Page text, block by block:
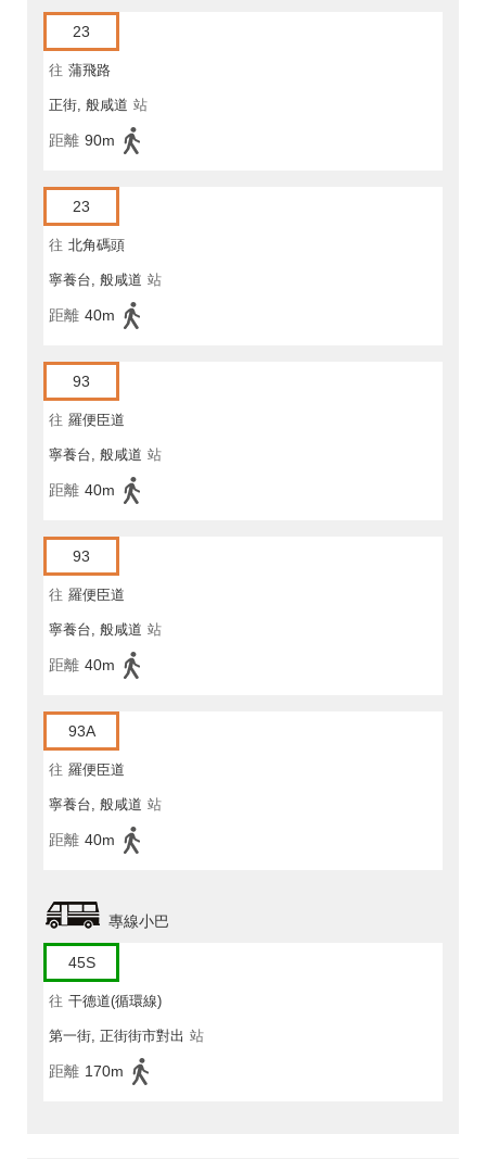
23
往 蒲飛路
正街, 般咸道 站
距離 90m
23
往 北角碼頭
寧養台, 般咸道 站
距離 40m
93
往 羅便臣道
寧養台, 般咸道 站
距離 40m
93
往 羅便臣道
寧養台, 般咸道 站
距離 40m
93A
往 羅便臣道
寧養台, 般咸道 站
距離 40m
專線小巴
45S
往 干德道(循環線)
第一街, 正街街市對出 站
距離 170m